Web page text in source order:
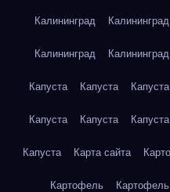
Калининград Калининград
Калининград Калининград
Капуста Капуста Капуста
Капуста Капуста Капуста
Капуста Карта сайта
Картофель Картофель